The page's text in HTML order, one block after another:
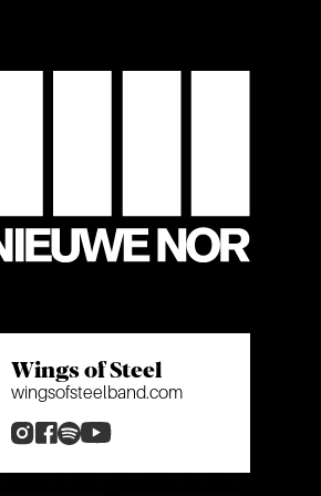
Wings of Steel
wingsofsteelband.com